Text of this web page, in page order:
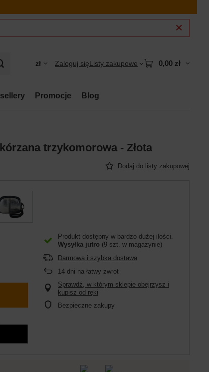
zł Zaloguj sięListy zakupowe 0,00 zł
Promocje Blog
trzykomorowa - Złota
Dodaj do listy zakupowej
Produkt dostępny w bardzo dużej ilości
Wysyłka jutro (9 szt. w magazynie)
Darmowa i szybka dostawa
14 dni na łatwy zwrot
Sprawdź, w którym sklepie obejrzysz i
kupisz od ręki
Bezpieczne zakupy